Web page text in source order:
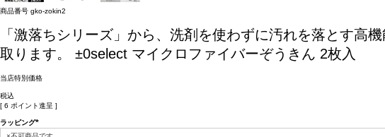
商品番号 gko-zokin2
「激落ちシリーズ」から、洗剤を使わずに汚れを落とす高
取ります。
±0select マイクロファイバーぞうきん 2枚入
当店特別価格
税込
[ 6 ポイント進呈 ]
ラッピング
(必